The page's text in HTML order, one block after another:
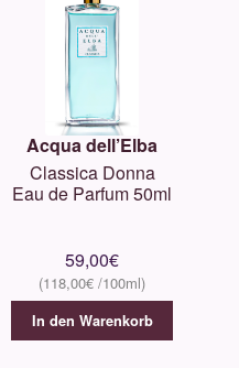
Acqua dell’Elba
Classica Donna
Eau de Parfum 50ml
59,00€
118,00€
In den Warenkorb